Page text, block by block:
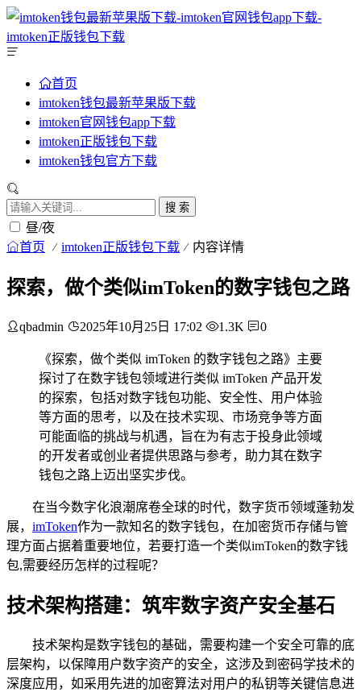
首页
imtoken钱包最新苹果版下载
imtoken官网钱包app下载
imtoken正版钱包下载
imtoken钱包官方下载
搜 索
昼/夜
首页 imtoken正版钱包下载 内容详情
探索，做个类似imToken的数字钱包之路
qbadmin 2025年10月25日 17:02 1.3K 0
《探索，做个类似 imToken 的数字钱包之路》主要
探讨了在数字钱包领域进行类似 imToken 产品开发
的探索，包括对数字钱包功能、安全性、用户体验
等方面的思考，以及在技术实现、市场竞争等方面
可能面临的挑战与机遇，旨在为有志于投身此领域
的开发者或创业者提供思路与参考，助力其在数字
钱包之路上迈出坚实步伐。
在当今数字化浪潮席卷全球的时代，数字货币领域蓬勃发
展， imToken作为一款知名的数字钱包，在加密货币存储与管
理方面占据着重要地位，若要打造一个类似imToken的数字钱
包,需要经历怎样的过程呢？
技术架构搭建：筑牢数字资产安全基石
技术架构是数字钱包的基础，需要构建一个安全可靠的底
层架构，以保障用户数字资产的安全，这涉及到密码学技术的
深度应用，如采用先进的加密算法对用户的私钥等关键信息进